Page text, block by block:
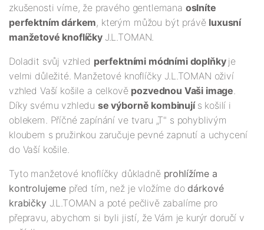
zkušenosti víme, že pravého gentlemana oslníte
perfektním dárkem, kterým můžou být právě luxusní
manžetové knoflíčky J.L.TOMAN.
Doladit svůj vzhled perfektními módními doplňky je
velmi důležité. Manžetové knoflíčky J.L.TOMAN oživí
vzhled Vaší košile a celkově pozvednou Vaši image.
Díky svému vzhledu se výborně kombinují s košilí i
oblekem. Příčné zapínání ve tvaru „T" s pohyblivým
kloubem s pružinkou zaručuje pevné zapnutí a uchycení
do Vaší košile.
Tyto manžetové knoflíčky důkladně prohlížíme a
kontrolujeme před tím, než je vložíme do dárkové
krabičkyJ.L.TOMAN a poté pečlivě zabalíme pro
přepravu, abychom si byli jistí, že Vám je kurýr doručí v